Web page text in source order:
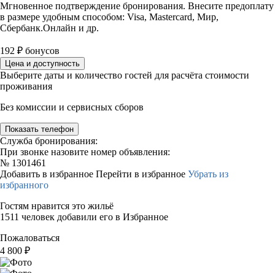
Мгновенное подтверждение бронирования. Внесите предоплату
в размере удобным способом: Visa, Mastercard, Мир,
Сбербанк.Онлайн и др.
192 ₽ бонусов
Цена и доступность
Выберите даты и количество гостей для расчёта стоимости
проживания
Без комиссии и сервисных сборов
Показать телефон
Служба бронирования:
При звонке назовите номер объявления:
№ 1301461
Добавить в избранное Перейти в избранное Убрать из
избранного
Гостям нравится это жильё
1511 человек добавили его в Избранное
Пожаловаться
4 800 ₽